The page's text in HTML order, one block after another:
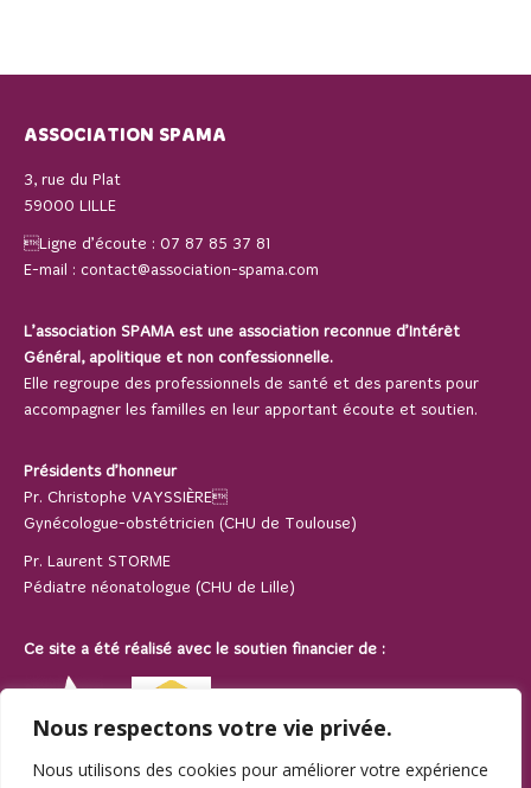
Nous respectons votre vie privée.
Nous utilisons des cookies pour améliorer votre expérience
ASSOCIATION SPAMA
3, rue du Plat
59000 LILLE
Ligne d’écoute : 07 87 85 37 81
E-mail : contact@association-spama.com
L’association SPAMA est une association reconnue d’Intérêt
Général, apolitique et non confessionnelle.
Elle regroupe des professionnels de santé et des parents pour
accompagner les familles en leur apportant écoute et soutien.
Présidents d’honneur
Pr. Christophe VAYSSIÈRE
Gynécologue-obstétricien (CHU de Toulouse)
Pr. Laurent STORME
Pédiatre néonatologue (CHU de Lille)
Ce site a été réalisé avec le soutien financier de :